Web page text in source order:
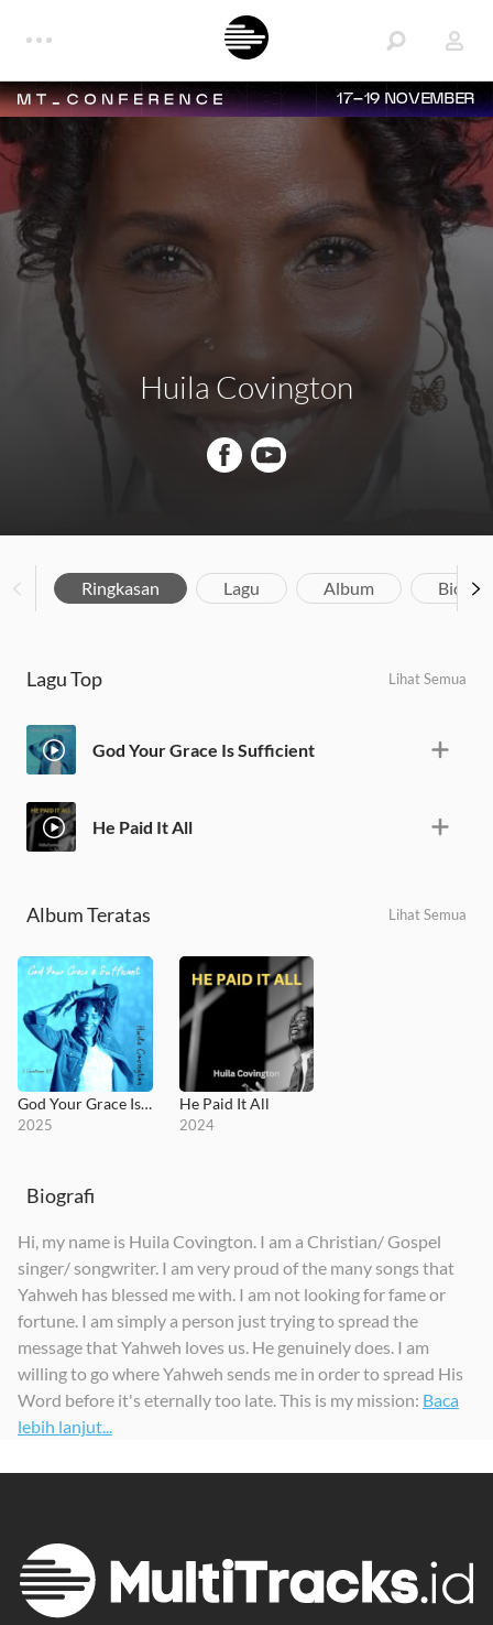
17–19 NOVEMBER
Huila Covington
Ringkasan Lagu Album
Lagu Top Lihat Semua
God Your Grace Is Sufficient
He Paid It All
Album Teratas Lihat Semua
God Your Grace Is Sufficient
2025
He Paid It All
2024
Biografi
Hi, my name is Huila Covington. I am a Christian/ Gospel
singer/ songwriter. I am very proud of the many songs that
Yahweh has blessed me with. I am not looking for fame or
fortune. I am simply a person just trying to spread the
message that Yahweh loves us. He genuinely does. I am
willing to go where Yahweh sends me in order to spread His
Word before it's eternally too late. This is my mission: Baca
lebih lanjut...